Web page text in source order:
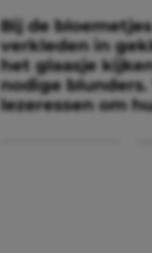
Bij de
verkleden in
het glaasje
nodige
lezeressen om